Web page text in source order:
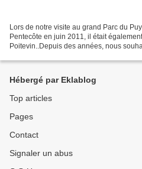
Lors de notre visite au grand Parc du
Pentecôte en juin 2011, il était
Poitevin..Depuis des années, nous
Hébergé par Eklablog
Top articles
Pages
Contact
Signaler un abus